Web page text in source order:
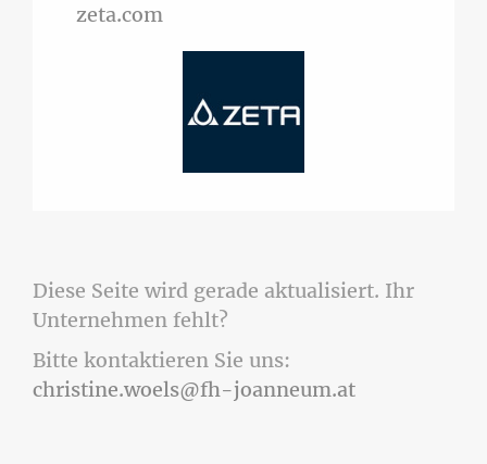
zeta.com
Diese Seite wird gerade aktualisiert. Ihr
Unternehmen fehlt?
Bitte kontaktieren Sie uns:
christine.woels@fh-joanneum.at